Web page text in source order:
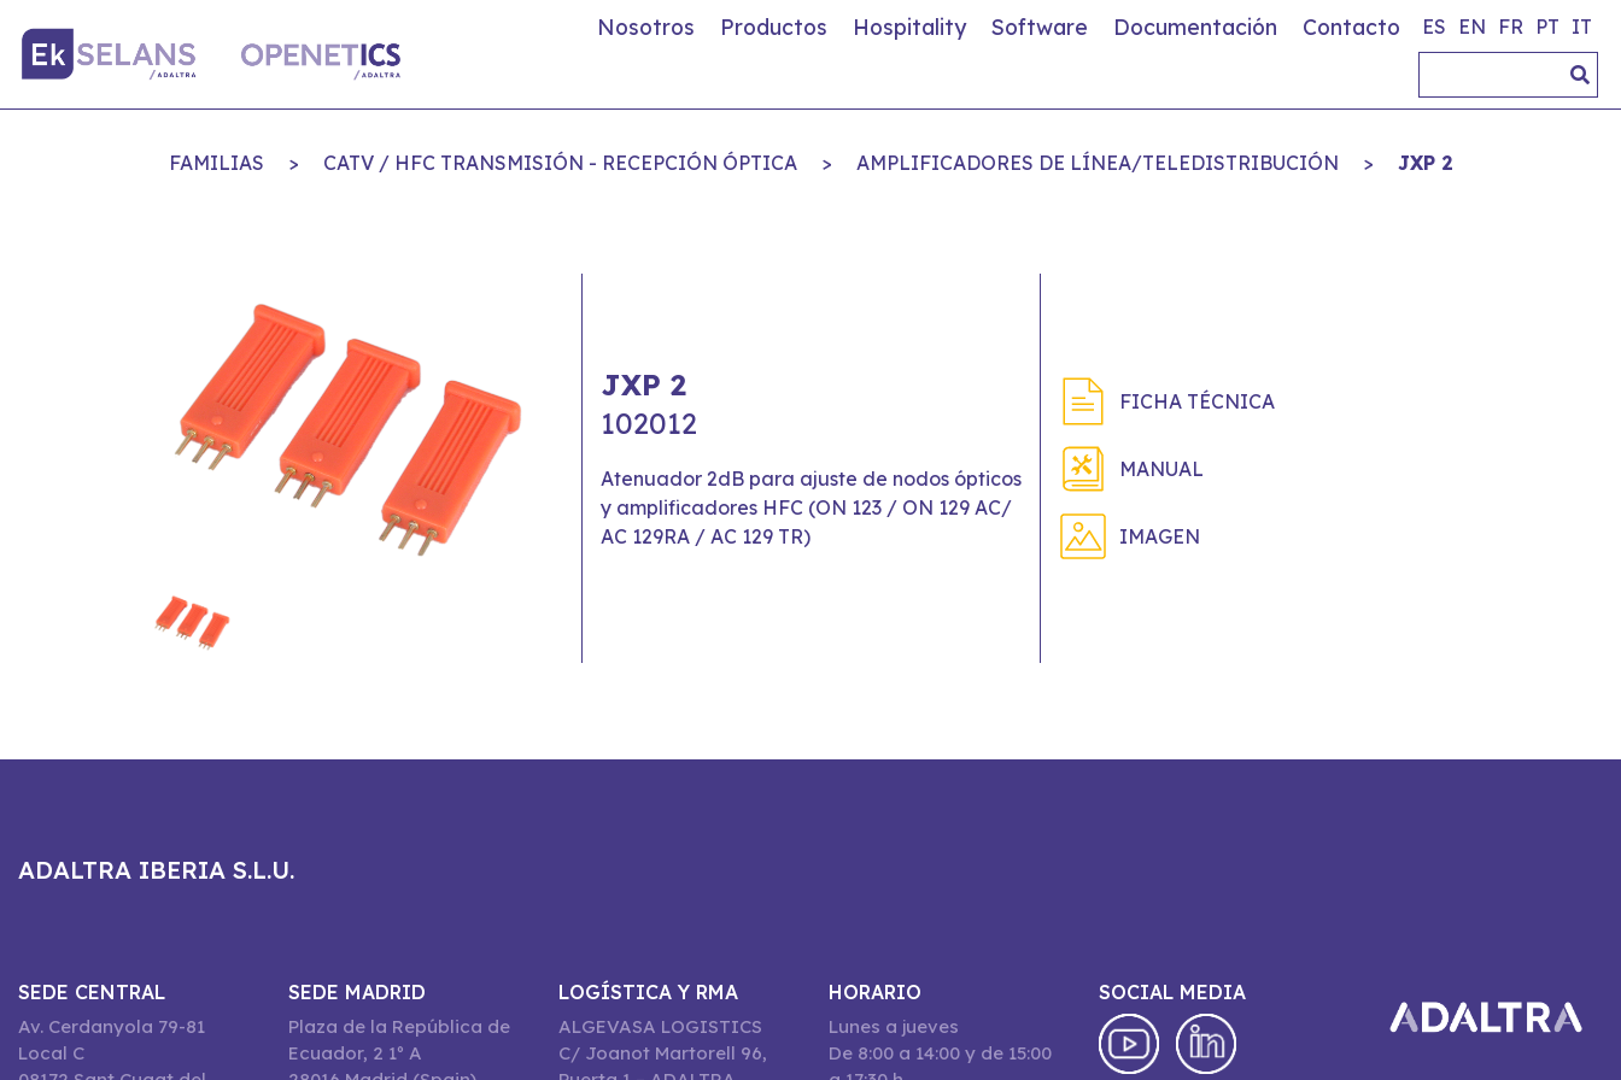
Nosotros Productos Hospitality Software Documentación Contacto ES EN FR PT IT
FAMILIAS > CATV / HFC TRANSMISIÓN - RECEPCIÓN ÓPTICA > AMPLIFICADORES DE LÍNEA/TELEDISTRIBUCIÓN > JXP 2
JXP 2
102012
Atenuador 2dB para ajuste de nodos ópticos
y amplificadores HFC (ON 123 / ON 129 AC/
AC 129RA / AC 129 TR)
FICHA TÉCNICA
MANUAL
IMAGEN
ADALTRA IBERIA S.L.U.
SEDE CENTRAL
Av. Cerdanyola 79-81
Local C
SEDE MADRID
Plaza de la República de
Ecuador, 2 1º A
LOGÍSTICA Y RMA
ALGEVASA LOGISTICS
C/ Joanot Martorell 96,
HORARIO
Lunes a jueves
De 8:00 a 14:00 y de 15:00
SOCIAL MEDIA